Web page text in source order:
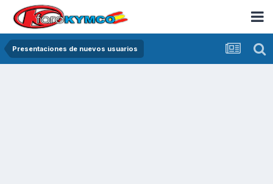
Presentaciones de nuevos usuarios